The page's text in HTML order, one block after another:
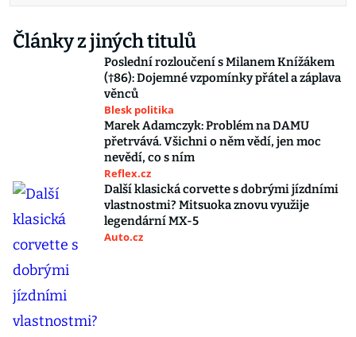
Články z jiných titulů
Poslední rozloučení s Milanem Knížákem
(†86): Dojemné vzpomínky přátel a záplava
věnců
Blesk politika